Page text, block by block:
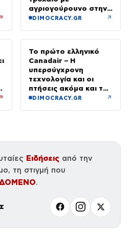
αγριογούρουνο στην
Εύβοια
DIMOCRACY.GR ↗
Το πρώτο ελληνικό
Canadair – Η
υπερσύγχρονη
τεχνολογία και οι
πτήσεις ακόμα και τη
νύχτα – βίντεο
DIMOCRACY.GR ↗
Ειδήσεις από την
τη στιγμή που
.